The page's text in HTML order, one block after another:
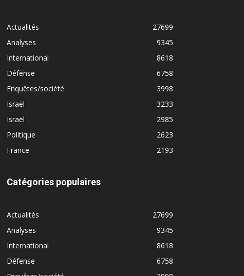
Actualités
27699
Analyses
9345
International
8618
Défense
6758
Enquêtes/société
3998
Israël
3233
Israël
2985
Politique
2623
France
2193
Catégories populaires
Actualités
27699
Analyses
9345
International
8618
Défense
6758